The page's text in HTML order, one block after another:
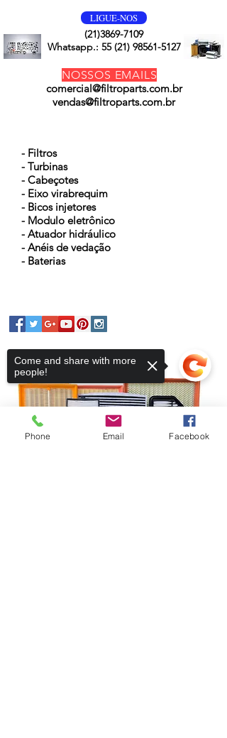
LIGUE-NOS
(21)3869-7109
Whatsapp.: 55 (21) 98561-5127
NOSSOS EMAILS
comercial@filtroparts.com.br
vendas@filtroparts.com.br
- Filtros
- Turbinas
- Cabeçotes
- Eixo virabrequim
- Bicos injetores
- Modulo eletrônico
- Atuador hidráulico
- Anéis de vedação
- Baterias
Phone Email Facebook
Come and share with more
people!